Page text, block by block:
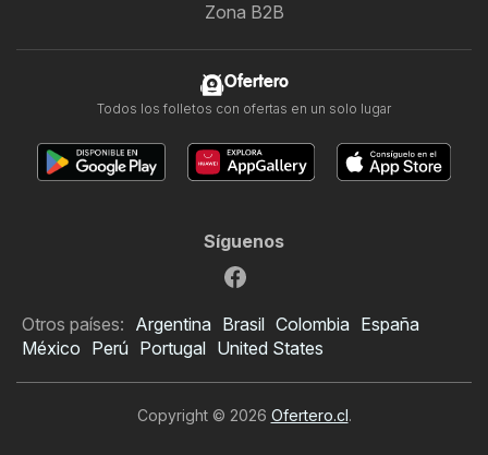
Zona B2B
Ofertero
Todos los folletos con ofertas en un solo lugar
Síguenos
Otros países: Argentina Brasil Colombia España
México Perú Portugal United States
Copyright © 2026 Ofertero.cl.